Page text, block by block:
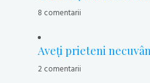
8 comentarii
Aveţi prieteni
2 comentarii